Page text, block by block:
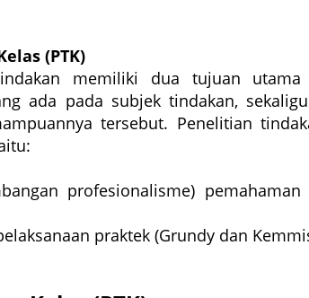
(PTK)
memiliki dua tujuan
ada pada subjek tindakan,
tersebut. Penelitian
profesionalisme)
praktek (Grundy dan